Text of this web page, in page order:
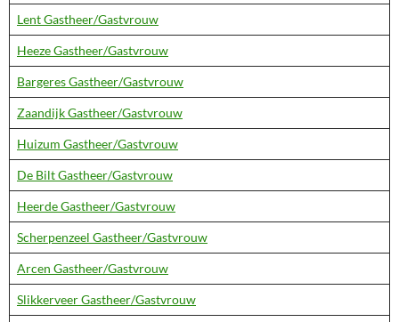
Lent Gastheer/Gastvrouw
Heeze Gastheer/Gastvrouw
Bargeres Gastheer/Gastvrouw
Zaandijk Gastheer/Gastvrouw
Huizum Gastheer/Gastvrouw
De Bilt Gastheer/Gastvrouw
Heerde Gastheer/Gastvrouw
Scherpenzeel Gastheer/Gastvrouw
Arcen Gastheer/Gastvrouw
Slikkerveer Gastheer/Gastvrouw